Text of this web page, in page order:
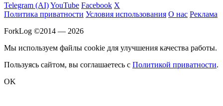
Telegram (AI)YouTube Facebook X
Политика приватности Условия использования О нас Реклама
ForkLog ©2014 — 2026
Мы используем файлы cookie для улучшения качества работы.
Пользуясь сайтом, вы соглашаетесь с Политикой приватности.
OK